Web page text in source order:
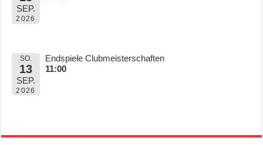
SEP.
2026
SO.
13
SEP.
2026
Endspiele Clubmeisterschaften
11:00